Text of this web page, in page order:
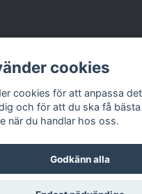
© 2026 Fyndgren
cookies
cookies för att anpassa
och för att du ska få bästa
när du handlar hos oss.
Godkänn alla